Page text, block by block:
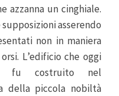
azzanna un cinghiale.
asserendo
non in maniera
L’edificio che oggi
fu costruito nel
della piccola nobiltà